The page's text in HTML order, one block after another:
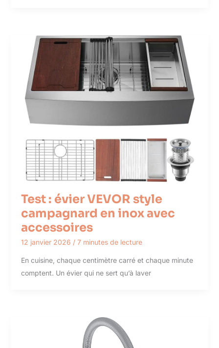
Test : évier VEVOR style
campagnard en inox avec
accessoires
12 janvier 2026 / 7 minutes de lecture
En cuisine, chaque centimètre carré et chaque minute
comptent. Un évier qui ne sert qu’à laver